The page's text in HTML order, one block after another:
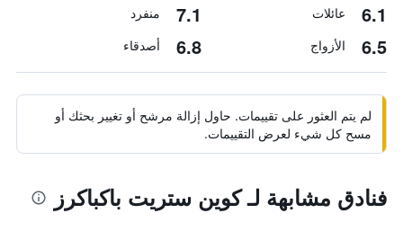
6.1 عائلات 7.1 منفرد
6.5 الأزواج 6.8 أصدقاء
لم يتم العثور على تقييمات. حاول إزالة مرشح أو تغيير بحثك أو
مسح كل شيء لعرض التقييمات.
فنادق مشابهة لـ كوين ستريت باكباكرز